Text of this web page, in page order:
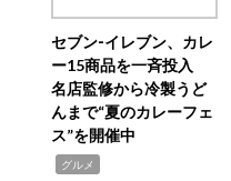
セブン‐イレブン、カレ
ー15商品を一斉投入
名店監修から冷製うど
んまで“夏のカレーフェ
ス”を開催中
グルメ